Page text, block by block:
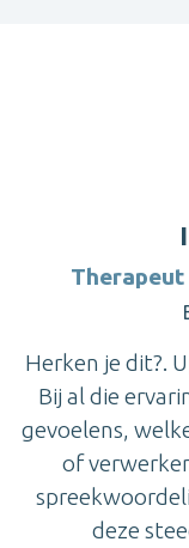
Herken je dit?.
Bij al die
gevoelens,
of
deze